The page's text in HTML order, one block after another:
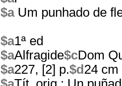
$aUm punhado de
$a1ª ed
$aAlfragide$cDom
$a227, [2] p.$d 24 cm